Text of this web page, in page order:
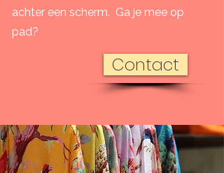
achter een scherm. Ga je mee op
pad?
Contact